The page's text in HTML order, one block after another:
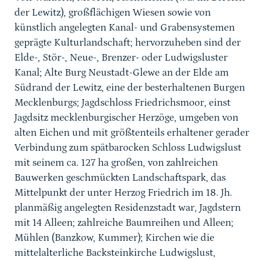
der Lewitz), großflächigen Wiesen sowie von
künstlich angelegten Kanal- und Grabensystemen
geprägte Kulturlandschaft; hervorzuheben sind der
Elde-, Stör-, Neue-, Brenzer- oder Ludwigsluster
Kanal; Alte Burg Neustadt-Glewe an der Elde am
Südrand der Lewitz, eine der besterhaltenen Burgen
Mecklenburgs; Jagdschloss Friedrichsmoor, einst
Jagdsitz mecklenburgischer Herzöge, umgeben von
alten Eichen und mit größtenteils erhaltener gerader
Verbindung zum spätbarocken Schloss Ludwigslust
mit seinem ca. 127 ha großen, von zahlreichen
Bauwerken geschmückten Landschaftspark, das
Mittelpunkt der unter Herzog Friedrich im 18. Jh.
planmäßig angelegten Residenzstadt war, Jagdstern
mit 14 Alleen; zahlreiche Baumreihen und Alleen;
Mühlen (Banzkow, Kummer); Kirchen wie die
mittelalterliche Backsteinkirche Ludwigslust,